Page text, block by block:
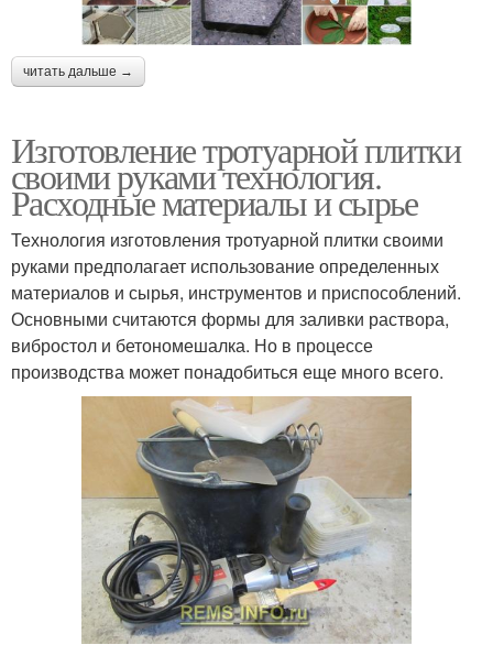
читать дальше →
Изготовление тротуарной плитки
своими руками технология.
Расходные материалы и сырье
Технология изготовления тротуарной плитки своими
руками предполагает использование определенных
материалов и сырья, инструментов и приспособлений.
Основными считаются формы для заливки раствора,
вибростол и бетономешалка. Но в процессе
производства может понадобиться еще много всего.